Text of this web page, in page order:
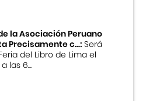
la Asociación Peruano
Precisamente c...:Será
del Libro de Lima el
las 6...